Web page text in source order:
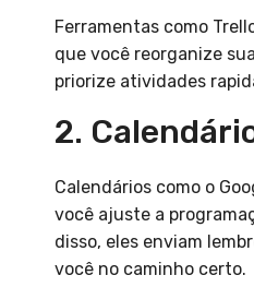
Ferramentas como
que você reorganize
priorize atividades
2.
Calendários como o
você ajuste a
disso, eles enviam
você no caminho certo.